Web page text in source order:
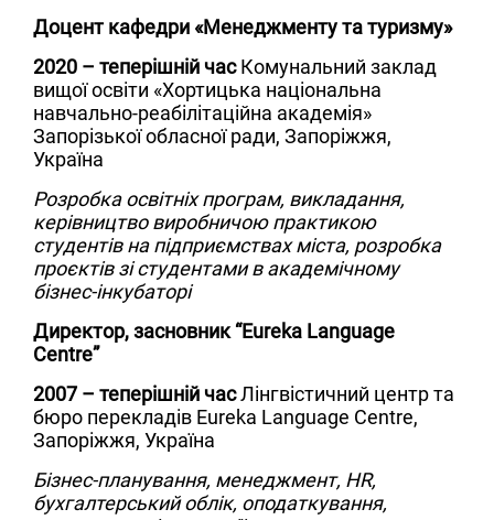
Доцент кафедри «Менеджменту та туризму»
2020 – теперішній часКомунальний заклад
вищої освіти «Хортицька національна
навчально-реабілітаційна академія»
Запорізької обласної ради, Запоріжжя,
Україна
Розробка освітніх програм, викладання,
керівництво виробничою практикою
студентів на підприємствах міста, розробка
проєктів зі студентами в академічному
бізнес-інкубаторі
Директор, засновник “Eureka Language
Centre”
2007 – теперішній часЛінгвістичний центр та
бюро перекладів Eureka Language Centre,
Запоріжжя, Україна
Бізнес-планування, менеджмент, HR,
бухгалтерський облік, оподаткування,